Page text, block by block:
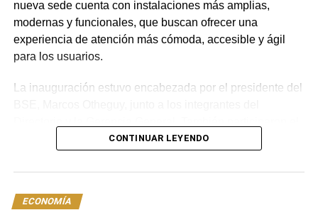
nueva sede cuenta con instalaciones más amplias,
modernas y funcionales, que buscan ofrecer una
experiencia de atención más cómoda, accesible y ágil
para los usuarios.
La inauguración estuvo encabezada por el presidente del
presidente de la Junta Departamental de Tacuarembó,
y el secretario general interino de la Intendencia de
CONTINUAR LEYENDO
ECONOMÍA